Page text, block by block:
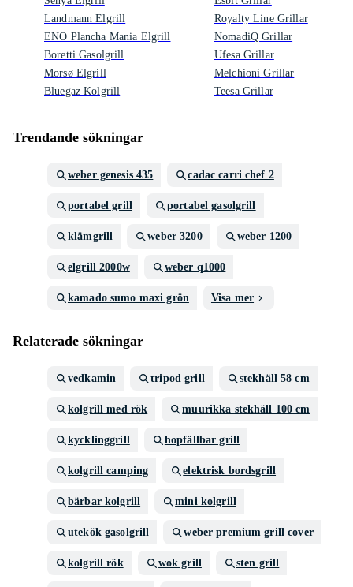
Landmann Elgrill
ENO Plancha Mania Elgrill
Boretti Gasolgrill
Morsø Elgrill
Bluegaz Kolgrill
Royalty Line Grillar
NomadiQ Grillar
Ufesa Grillar
Melchioni Grillar
Teesa Grillar
Trendande sökningar
weber genesis 435 cadac carri chef 2
portabel grill portabel gasolgrill
klämgrill weber 3200 weber 1200
elgrill 2000w weber q1000
kamado sumo maxi grön Visa mer
Relaterade sökningar
vedkamin tripod grill stekhäll 58 cm
kolgrill med rök muurikka stekhäll 100 cm
kycklinggrill hopfällbar grill
kolgrill camping elektrisk bordsgrill
bärbar kolgrill mini kolgrill
utekök gasolgrill weber premium grill cover
kolgrill rök wok grill sten grill